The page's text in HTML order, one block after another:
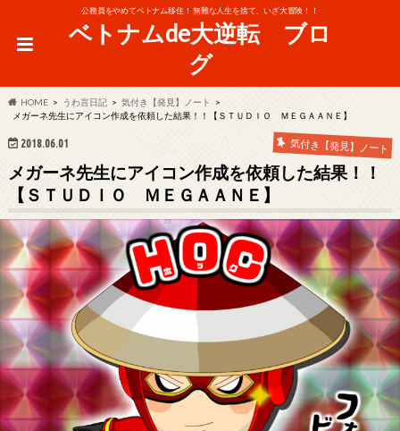
公務員をやめてベトナム移住！ 無難な人生を捨て、いざ大冒険！！
ベトナムde大逆転 ブロ
グ
HOME うわ言日記
気付き【発見】ノート
メガーネ先生にアイコン作成を依頼した結果！！【ＳＴＵＤＩＯ ＭＥＧＡＡＮＥ】
2018.06.01 気付き【発見】ノート
メガーネ先生にアイコン作成を依頼した結果！！
【ＳＴＵＤＩＯ ＭＥＧＡＡＮＥ】